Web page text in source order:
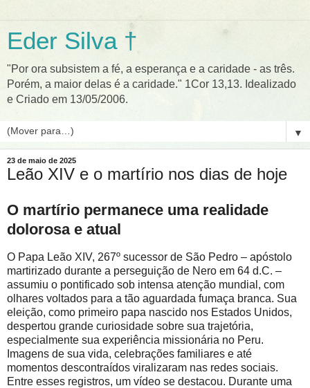
Eder Silva †
"Por ora subsistem a fé, a esperança e a caridade - as três.
Porém, a maior delas é a caridade." 1Cor 13,13. Idealizado
e Criado em 13/05/2006.
▼
23 de maio de 2025
Leão XIV e o martírio nos dias de hoje
O martírio permanece uma realidade
dolorosa e atual
O Papa Leão XIV, 267º sucessor de São Pedro – apóstolo
martirizado durante a perseguição de Nero em 64 d.C. –
assumiu o pontificado sob intensa atenção mundial, com
olhares voltados para a tão aguardada fumaça branca. Sua
eleição, como primeiro papa nascido nos Estados Unidos,
despertou grande curiosidade sobre sua trajetória,
especialmente sua experiência missionária no Peru.
Imagens de sua vida, celebrações familiares e até
momentos descontraídos viralizaram nas redes sociais.
Entre esses registros, um vídeo se destacou. Durante uma